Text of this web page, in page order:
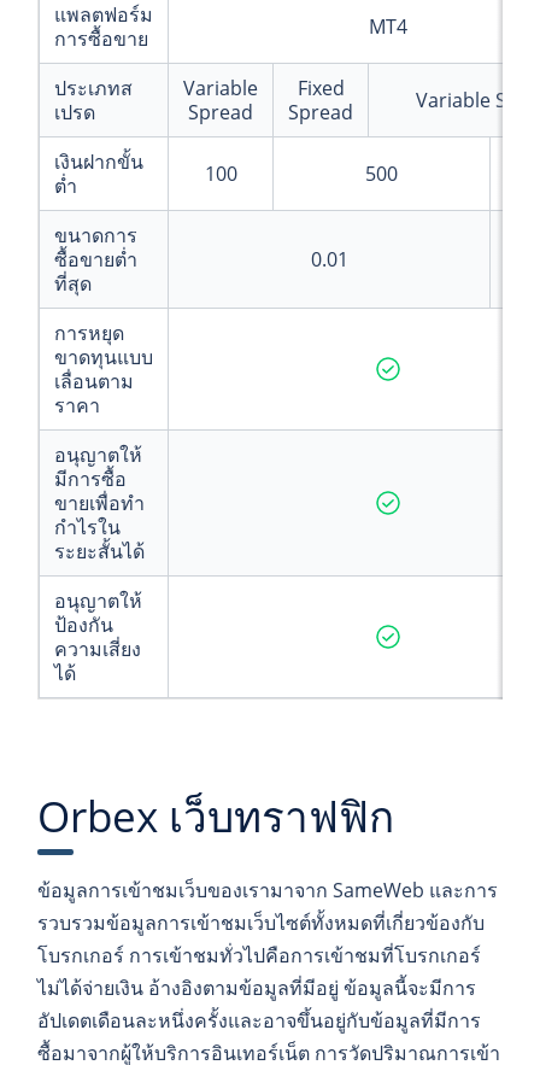
แพลตฟอร์ม
การซื้อขาย
MT4
ประเภทส
เปรด
Variable
Spread
Fixed
Spread
Variable
เงินฝากขั้น
ต่ำ
100 500
ขนาดการ
ซื้อขายต่ำ
ที่สุด
0.01
การหยุด
ขาดทุนแบบ
เลื่อนตาม
ราคา
อนุญาตให้
มีการซื้อ
ขายเพื่อทำ
กำไรใน
ระยะสั้นได้
อนุญาตให้
ป้องกัน
ความเสี่ยง
ได้
Orbex เว็บทราฟฟิก
ข้อมูลการเข้าชมเว็บของเรามาจาก SameWeb และการ
รวบรวมข้อมูลการเข้าชมเว็บไซต์ทั้งหมดที่เกี่ยวข้องกับ
โบรกเกอร์ การเข้าชมทั่วไปคือการเข้าชมที่โบรกเกอร์
ไม่ได้จ่ายเงิน อ้างอิงตามข้อมูลที่มีอยู่ ข้อมูลนี้จะมีการ
อัปเดตเดือนละหนึ่งครั้งและอาจขึ้นอยู่กับข้อมูลที่มีการ
ซื้อมาจากผู้ให้บริการอินเทอร์เน็ต การวัดปริมาณการเข้า